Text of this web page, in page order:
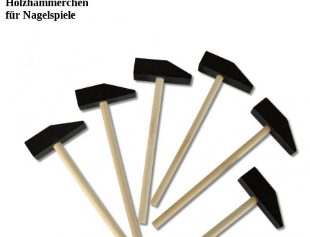
Holzhämmerchen
für Nagelspiele